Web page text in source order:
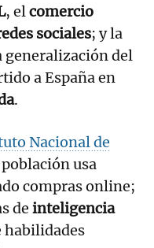
, elcomercio
sociales; y la
del
a España en
.
Nacional de
usa
compras online;
de inteligencia
habilidades